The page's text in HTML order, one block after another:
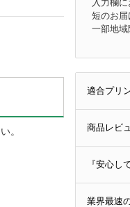
入力欄
短のお届
一部地域
適合プリ
商品レビ
『安心し
業界最速
。